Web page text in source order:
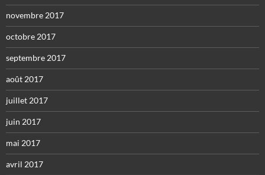
novembre 2017
octobre 2017
septembre 2017
août 2017
juillet 2017
juin 2017
mai 2017
avril 2017